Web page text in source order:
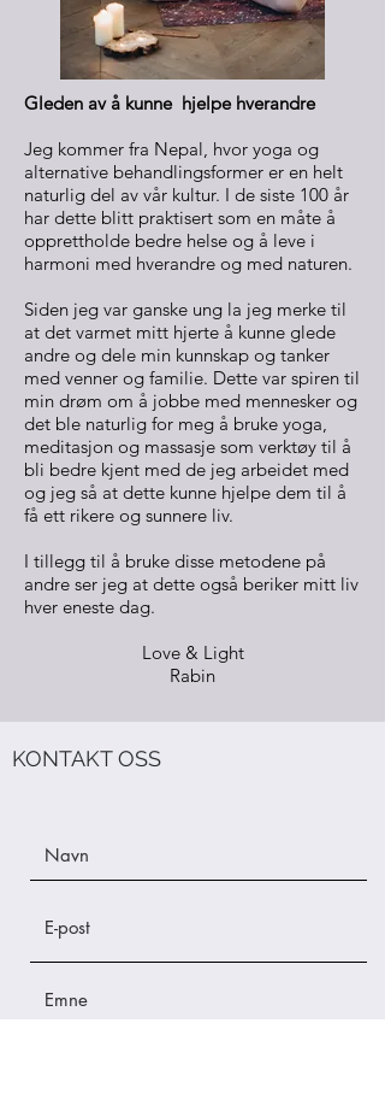
Gleden av å kunne hjelpe hverandre
Jeg kommer fra Nepal, hvor yoga og
alternative behandlingsformer er en helt
naturlig del av vår kultur. I de siste 100 år
har dette blitt praktisert som en måte å
opprettholde bedre helse og å leve i
harmoni med hverandre og med naturen.
Siden jeg var ganske ung la jeg merke til
at det varmet mitt hjerte å kunne glede
andre og dele min kunnskap og tanker
med venner og familie. Dette var spiren til
min drøm om å jobbe med mennesker og
det ble naturlig for meg å bruke yoga,
meditasjon og massasje som verktøy til å
bli bedre kjent med de jeg arbeidet med
og jeg så at dette kunne hjelpe dem til å
få ett rikere og sunnere liv.
I tillegg til å bruke disse metodene på
andre ser jeg at dette også beriker mitt liv
hver eneste dag.
Love & Light
Rabin
KONTAKT OSS